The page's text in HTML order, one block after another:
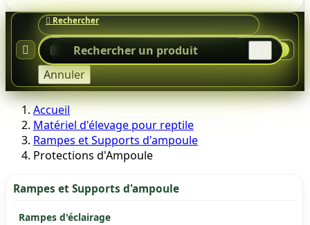



Annuler

Accueil
Matériel d'élevage pour reptile
Rampes et Supports d'ampoule
Protections d'Ampoule
Rampes et Supports d'ampoule
Rampes d'éclairage